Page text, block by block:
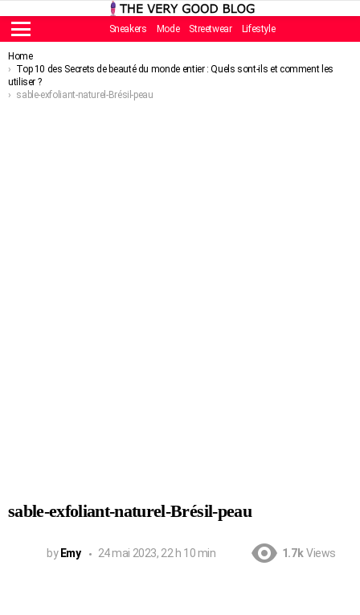
Menu
Sneakers Mode Streetwear Lifestyle
You are here:
Home
Top 10 des Secrets de beauté du monde entier : Quels sont-ils et comment les
utiliser ?
sable-exfoliant-naturel-Brésil-peau
sable-exfoliant-naturel-Brésil-peau
by Emy 24 mai 2023, 22 h 10 min 1.7k Views